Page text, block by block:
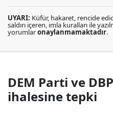
UYARI: Küfür, hakaret, rencide
saldırı içeren, imla kuralları ile
yorumlaronaylanmamaktadır.
DEM Parti ve
ihalesine tepki